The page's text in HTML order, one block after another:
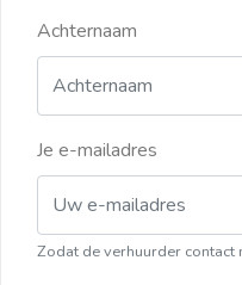
Achternaam
Je e-mailadres
Zodat de verhuurder contact